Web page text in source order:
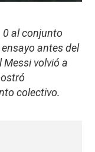
0 al conjunto
antes del
Messi volvió a
colectivo.